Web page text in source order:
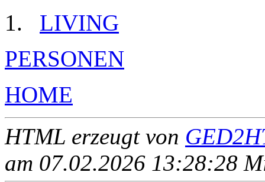
LIVING
PERSONEN
HOME
HTML erzeugt von
am 07.02.2026 13:28:28